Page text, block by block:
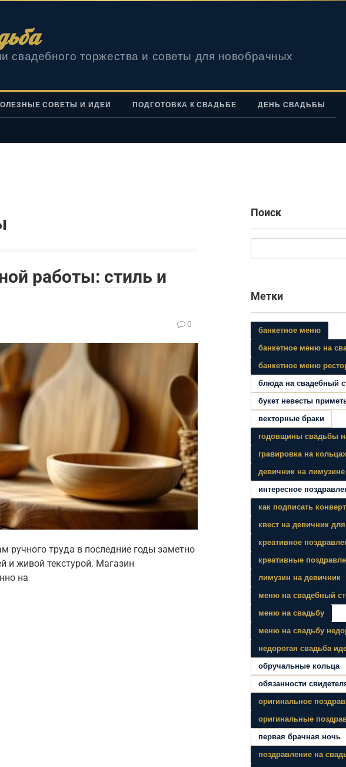
свадебного торжества и советы для новобрачных
СОВЕТЫ И ИДЕИ ПОДГОТОВКА К СВАДЬБЕ ДЕНЬ СВАДЬБЫ
работы: стиль и
0
ручного труда в последние годы заметно
и живой текстурой. Магазин
на
Поиск
Метки
банкетное меню
банкетное меню на
банкетное меню
блюда на свадебный
букет невесты
векторные браки
годовщины свадьбы
гравировка на кольцах
девичник на лимузине
интересное
как подписать
квест на девичник
креативное
креативные
лимузин на девичник
меню на свадебный
меню на свадьбу
меню на свадьбу
недорогая свадьба
обручальные кольца
обязанности
оригинальное
оригинальные
первая брачная ночь
поздравление на